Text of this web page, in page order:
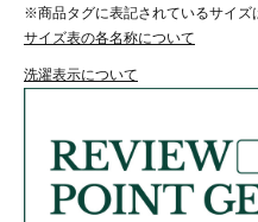
※商品タグに表記されているサイズ
サイズ表の各名称について
洗濯表示について